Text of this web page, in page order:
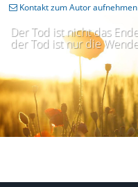
Der Tod ist nicht das
der Tod ist nur die
Kontakt zum Autor aufnehmen